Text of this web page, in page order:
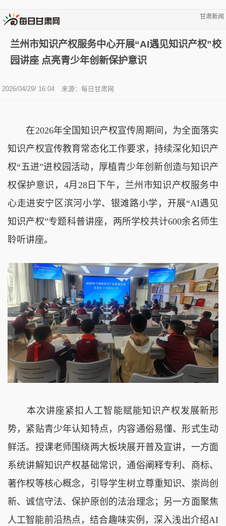
甘肃新闻
兰州市知识产权服务中心开展“AI遇见知识产权”校
园讲座 点亮青少年创新保护意识
2026/04/29/ 16:04 来源： 每日甘肃网
在2026年全国知识产权宣传周期间，为全面落实
知识产权宣传教育常态化工作要求，持续深化知识产
权“五进”进校园活动，厚植青少年创新创造与知识产
权保护意识，4月28日下午，兰州市知识产权服务中
心走进安宁区滨河小学、银滩路小学，开展“AI遇见
知识产权”专题科普讲座，两所学校共计600余名师生
聆听讲座。
本次讲座紧扣人工智能赋能知识产权发展新形
势，紧贴青少年认知特点，内容通俗易懂、形式生动
鲜活。授课老师围绕两大板块展开普及宣讲，一方面
系统讲解知识产权基础常识，通俗阐释专利、商标、
著作权等核心概念，引导学生树立尊重知识、崇尚创
新、诚信守法、保护原创的法治理念；另一方面聚焦
人工智能前沿热点，结合趣味实例，深入浅出介绍AI